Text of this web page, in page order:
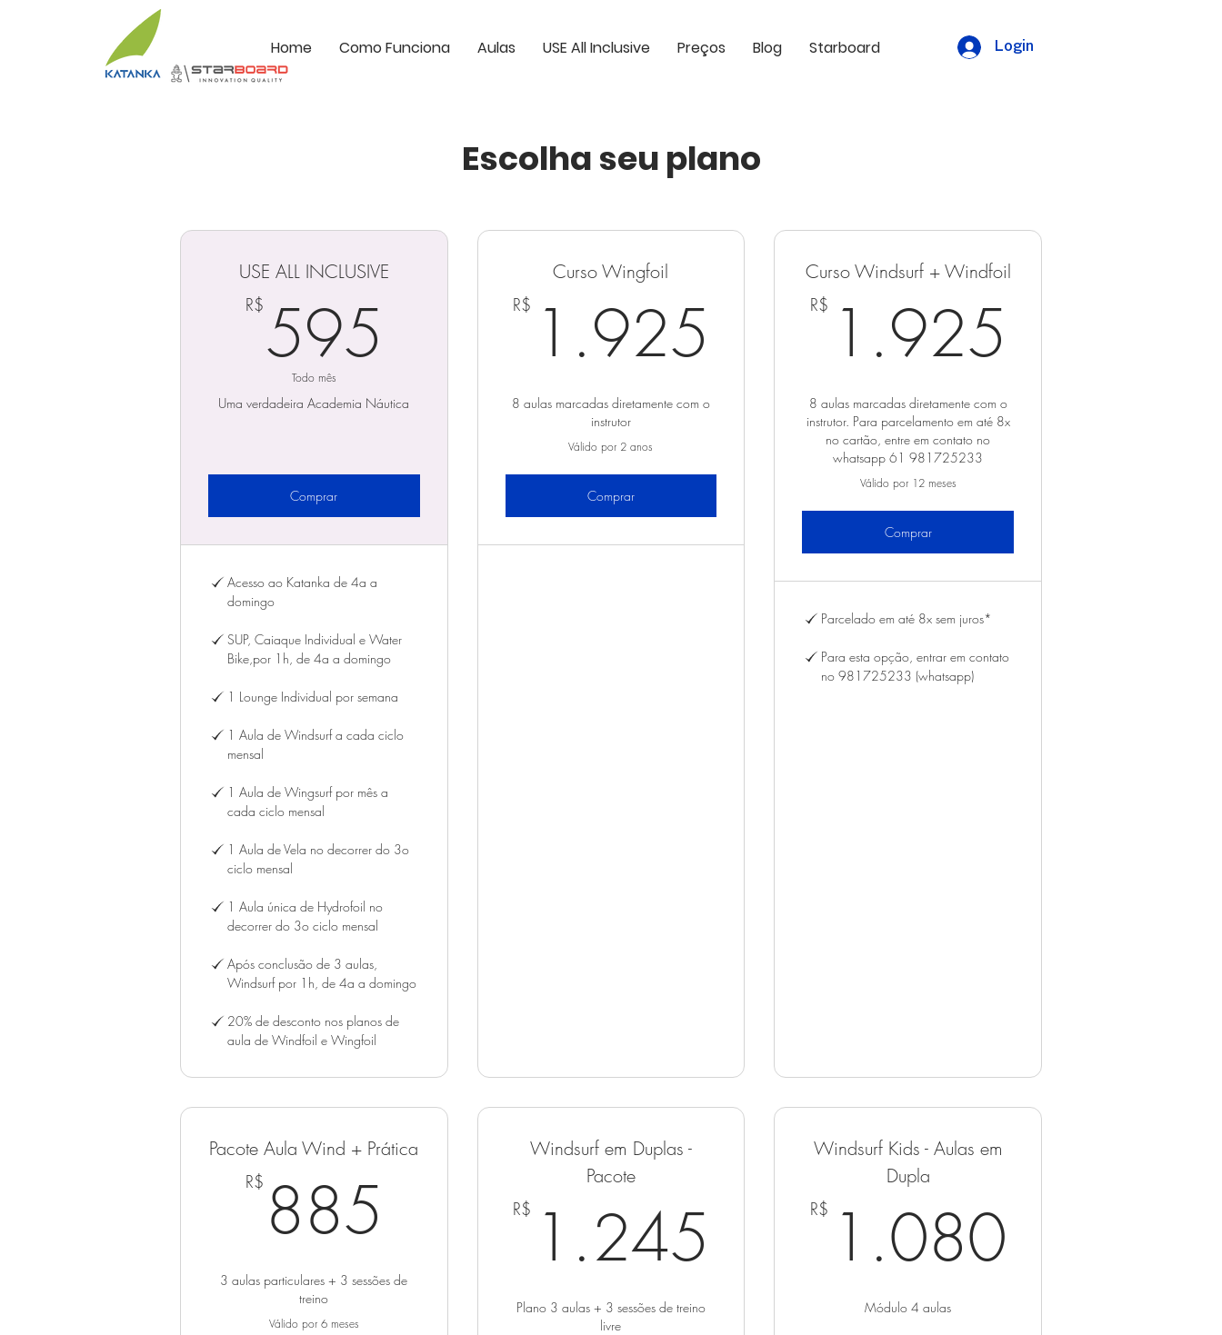
Home Como Funciona Aulas USE All Inclusive Preços Blog Starboard Login
Escolha seu plano
USE ALL INCLUSIVE
R$ 595 595R$
Todo mês
Uma verdadeira Academia Náutica
Comprar
Acesso ao Katanka de 4a a
domingo
SUP, Caiaque Individual e Water
Bike,por 1h, de 4a a domingo
1 Lounge Individual por semana
1 Aula de Windsurf a cada ciclo
mensal
1 Aula de Wingsurf por mês a
cada ciclo mensal
1 Aula de Vela no decorrer do 3o
ciclo mensal
1 Aula única de Hydrofoil no
decorrer do 3o ciclo mensal
Após conclusão de 3 aulas,
Windsurf por 1h, de 4a a domingo
20% de desconto nos planos de
aula de Windfoil e Wingfoil
Curso Wingfoil
R$ 1.925 1.925R$
8 aulas marcadas diretamente com o
instrutor
Válido por 2 anos
Comprar
Curso Windsurf + Windfoil
R$ 1.925
8 aulas marcadas diretamente com o
instrutor. Para parcelamento em até 8x
no cartão, entre em contato no
whatsapp 61 981725233
Válido por 12 meses
Comprar
Parcelado em até 8x sem juros*
Para esta opção, entrar em contato
no 981725233 (whatsapp)
Pacote Aula Wind + Prática
R$ 885 885R$
3 aulas particulares + 3 sessões de
treino
Válido por 6 meses
Windsurf em Duplas -
Pacote
R$ 1.245 1.245R$
Plano 3 aulas + 3 sessões de treino
livre
Windsurf Kids - Aulas em
Dupla
R$ 1.080
Módulo 4 aulas